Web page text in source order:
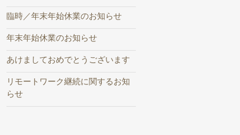
臨時／年末年始休業のお知らせ
年末年始休業のお知らせ
あけましておめでとうございます
リモートワーク継続に関するお知
らせ